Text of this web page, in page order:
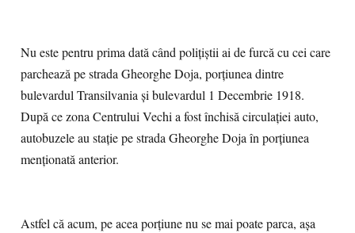
Nu este pentru prima dată când polițiștii ai de furcă cu cei care
parchează pe strada Gheorghe Doja, porțiunea dintre
bulevardul Transilvania și bulevardul 1 Decembrie 1918.
După ce zona Centrului Vechi a fost închisă circulației auto,
autobuzele au stație pe strada Gheorghe Doja în porțiunea
menționată anterior.
Astfel că acum, pe acea porțiune nu se mai poate parca, așa